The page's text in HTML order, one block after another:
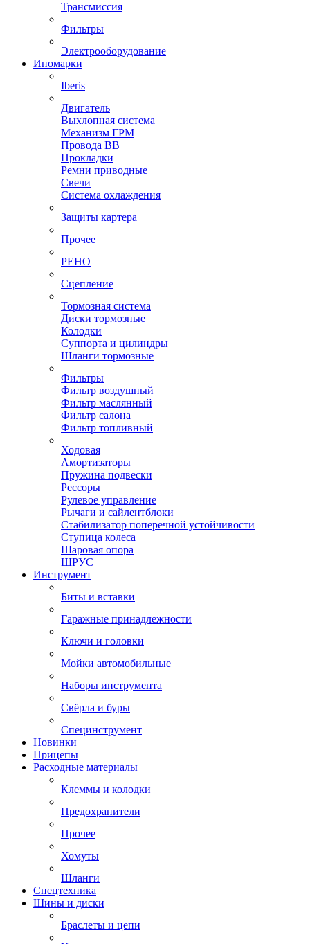
Трансмиссия
Фильтры
Электрооборудование
Иномарки
Iberis
Двигатель
Выхлопная система
Механизм ГРМ
Провода ВВ
Прокладки
Ремни приводные
Свечи
Система охлаждения
Защиты картера
Прочее
РЕНО
Сцепление
Тормозная система
Диски тормозные
Колодки
Суппорта и цилиндры
Шланги тормозные
Фильтры
Фильтр воздушный
Фильтр маслянный
Фильтр салона
Фильтр топливный
Ходовая
Амортизаторы
Пружина подвески
Рессоры
Рулевое управление
Рычаги и сайлентблоки
Стабилизатор поперечной устойчивости
Ступица колеса
Шаровая опора
ШРУС
Инструмент
Биты и вставки
Гаражные принадлежности
Ключи и головки
Мойки автомобильные
Наборы инструмента
Свёрла и буры
Специнструмент
Новинки
Прицепы
Расходные материалы
Клеммы и колодки
Предохранители
Прочее
Хомуты
Шланги
Спецтехника
Шины и диски
Браслеты и цепи